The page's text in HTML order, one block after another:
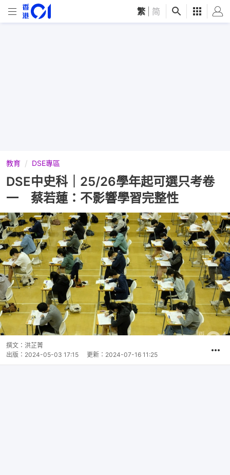
繁 简
教育 DSE專區
DSE中史科｜25/26學年起可選只考卷
一 蔡若蓮：不影響學習完整性
撰文： 洪芷菁
出版： 2024-05-03 17:15 更新： 2024-07-16 11:25